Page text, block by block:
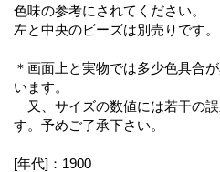
色味の参考にされてください。
左と中央のビーズは別売りです。
＊画面上と実物では多少色具合
います。
又、サイズの数値には若干の
す。予めご了承下さい。
[年代]：1900